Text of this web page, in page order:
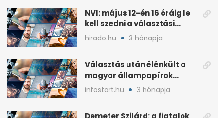
NVI: május 12-én 16 óráig le
kell szedni a választási
plakátokat
hirado.hu 3 hónapja
Választás után élénkült a
magyar állampapírok
lakossági értékesítése
infostart.hu 3 hónapja
Demeter Szilárd: a fiatalok